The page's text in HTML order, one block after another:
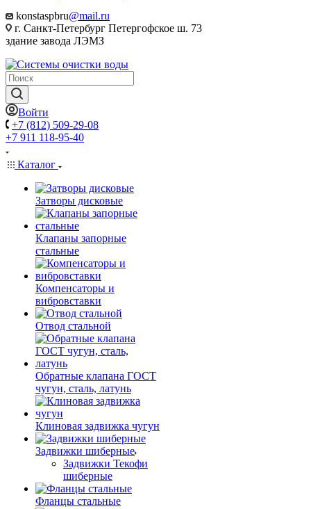
konstaspbru@mail.ru
г. Санкт-Петербург Петергофское ш. 73
здание завода ЛЭМЗ
Войти
+7 (812) 509-29-08
+7 911 118-95-40
Каталог
Затворы дисковые
Клапаны запорные
стальные
Компенсаторы и
вибровставки
Отвод стальной
Обратные клапана ГОСТ
чугун, сталь, латунь
Клиновая задвижка чугун
Задвижки шиберные
Задвижки Текофи
шиберные
Фланцы стальные